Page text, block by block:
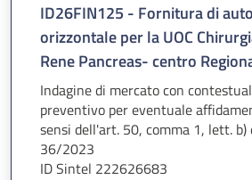
ID26FIN125 - Fornitura di
orizzontale per la UOC
Rene Pancreas- centro
terapia cellulare del diabete
Indagine di mercato con
preventivo per eventuale
sensi dell'art. 50, comma 1, lett. b)
36/2023
ID Sintel 222626683